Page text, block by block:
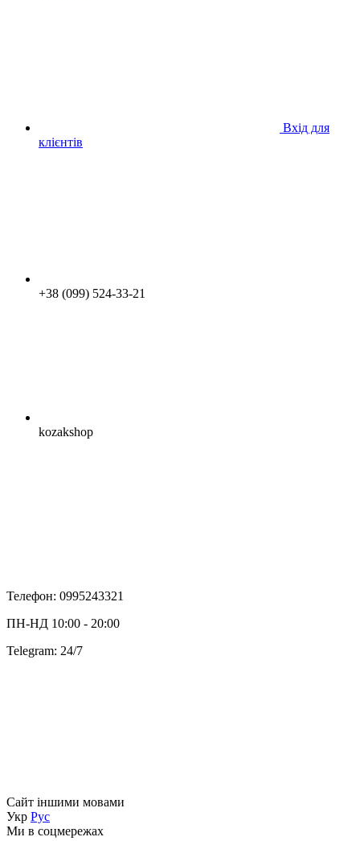
Вхід для
клієнтів
+38 (099) 524-33-21
kozakshop
Телефон: 0995243321
ПН-НД 10:00 - 20:00
Telegram: 24/7
Сайт іншими мовами
Укр Рус
Ми в соцмережах